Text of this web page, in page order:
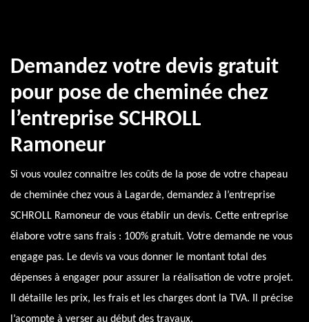
Demandez votre devis gratuit
pour pose de cheminée chez
l’entreprise SCHROLL
Ramoneur
Si vous voulez connaitre les coûts de la pose de votre chapeau
de cheminée chez vous à Lagarde, demandez à l’entreprise
SCHROLL Ramoneur de vous établir un devis. Cette entreprise
élabore votre sans frais : 100% gratuit. Votre demande ne vous
engage pas. Le devis va vous donner le montant total des
dépenses à engager pour assurer la réalisation de votre projet.
Il détaille les prix, les frais et les charges dont la TVA. Il précise
l’acompte à verser au début des travaux.